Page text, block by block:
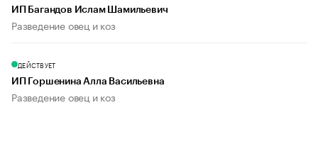
ИП Багандов Ислам Шамильевич
Разведение овец и коз
ДЕЙСТВУЕТ
ИП Горшенина Алла Васильевна
Разведение овец и коз